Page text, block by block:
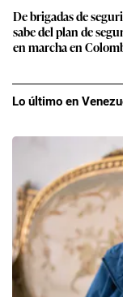
De brigadas de
sabe del plan de
en marcha en
Lo último en